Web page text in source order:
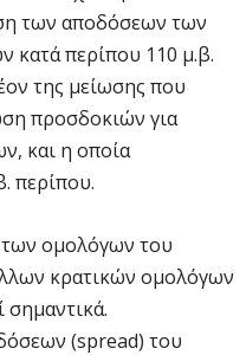
των αποδόσεων των
κατά περίπου 110 μ.β.
της μείωσης που
προσδοκιών για
και η οποία
περίπου.
ομολόγων του
κρατικών ομολόγων
(spread) του